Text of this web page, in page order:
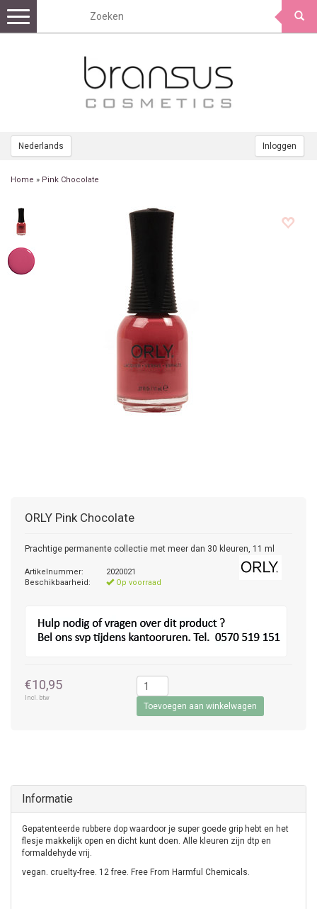
Nederlands Inloggen
Toggle
navigation
Home » Pink Chocolate
ORLY Pink Chocolate
Prachtige permanente collectie met meer dan 30 kleuren, 11 ml
Artikelnummer:
2020021
Beschikbaarheid:
Op voorraad
€10,95
Incl. btw
Toevoegen aan winkelwagen
Informatie
Gepatenteerde rubbere dop waardoor je super goede grip hebt en het
flesje makkelijk open en dicht kunt doen. Alle kleuren zijn dtp en
formaldehyde vrij.
vegan. cruelty-free. 12 free. Free From Harmful Chemicals.